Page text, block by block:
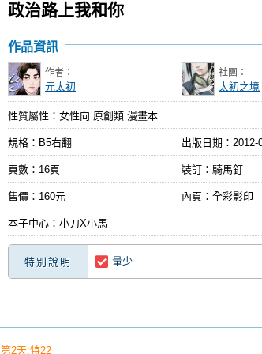
政治路上我和你
作品資訊
作者：
元太初
社團：
太初之境
性質屬性：女性向 原創類 漫畫本
規格：B5右翻 出版日期： 2012-
頁數：16頁 裝訂：騎馬釘
售價：160元 內頁：全彩影印
本子中心：小刀X小馬
特別說明 量少
第2天:特22